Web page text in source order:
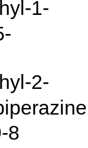
1-
2-
8